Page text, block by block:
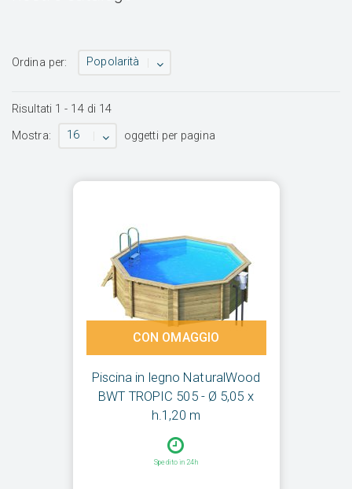
Ordina per: Popolarità
Risultati 1 - 14di 14
Mostra:
16 oggetti per pagina
Piscina in legno NaturalWood
BWT TROPIC 505 - Ø 5,05 x
h.1,20 m
Spedito in 24h
CON OMAGGIO